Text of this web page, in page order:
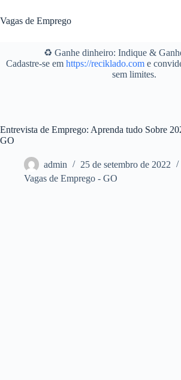
para
o
Vagas de Emprego
♻️ Ganhe dinheiro: Indique &
Cadastre-se em https://reciklado.come
sem limites.
Entrevista de Emprego: Aprenda tudo Sobre
GO
admin
25 de setembro de 2022
Vagas de Emprego - GO